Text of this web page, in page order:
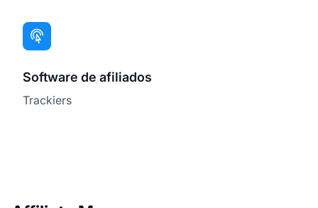
Software de afiliados
Trackiers